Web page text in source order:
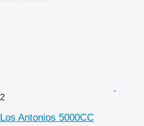
2
Los Antonios 5000CC